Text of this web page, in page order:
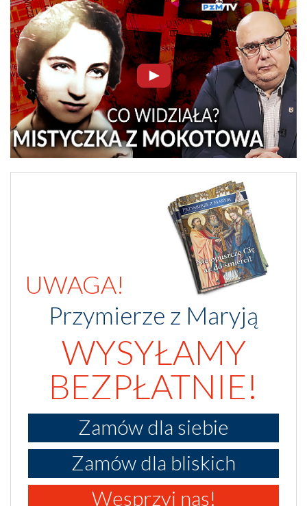
UWAGA!
Przymierze z Maryją
WYSYŁAMY
BEZPŁATNIE!
Zamów dla siebie
Zamów dla bliskich
Wesprzyj nas!